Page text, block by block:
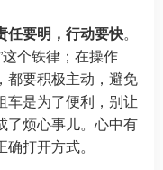
任要明，行动要快。
个铁律；在操作
都要积极主动，避免
车是为了便利，别让
了烦心事儿。心中有
打开方式。